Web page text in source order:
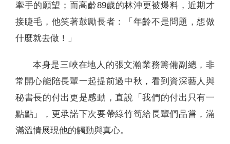
牽手的願望；而高齡89歲的林沖更被爆料，近期才
接睫毛，他笑著鼓勵長者：「年齡不是問題，想做
什麼就去做！」
本身是三峽在地人的張文瀚業務籌備副總，非
常開心能陪長輩一起提前過中秋，看到資深藝人與
秘書長的付出更是感動，直說「我們的付出只有一
點點」，更承諾下次要帶綠竹筍給長輩們品嘗，滿
滿溫情展現他的觸動與真心。